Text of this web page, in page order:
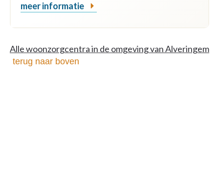
meer informatie
Alle woonzorgcentra in de omgeving van Alveringem
terug naar boven